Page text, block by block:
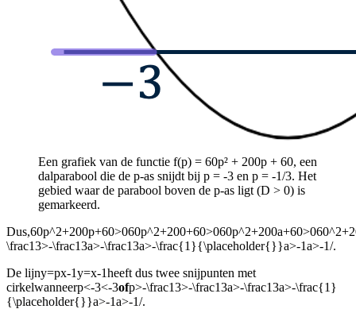
Een grafiek van de functie f(p) = 60p² + 200p + 60, een
dalparabool die de p-as snijdt bij p = -3 en p = -1/3. Het
gebied waar de parabool boven de p-as ligt (D > 0) is
gemarkeerd.
Dus,
\frac13>-\frac13a>-\frac13a>-\frac{1}{\placeholder{}}a>-1a>-1/.
De lijny=px-1y=x-1heeft dus twee snijpunten met
cirkelwanneerp<-3<-3ofp>-\frac13>-\frac13a>-\frac13a>-\frac{1}
{\placeholder{}}a>-1a>-1/.